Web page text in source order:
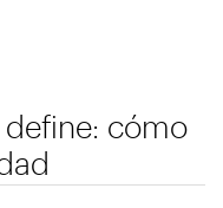
cómo